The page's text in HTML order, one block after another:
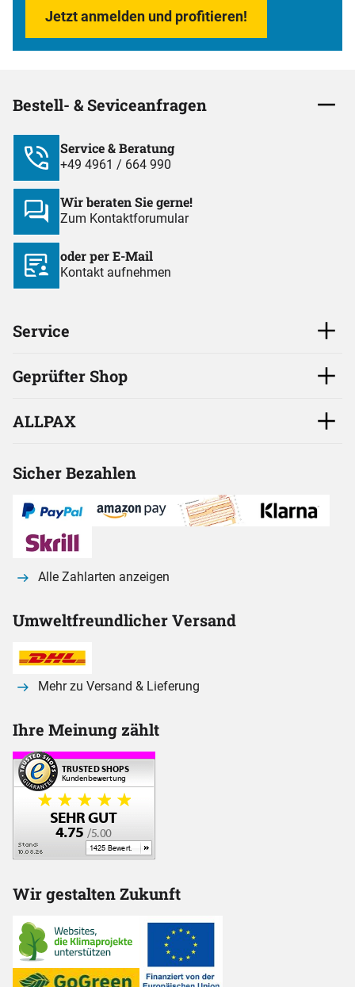
Jetzt anmelden und profitieren!
Bestell- & Seviceanfragen
Service & Beratung
+49 4961 / 664 990
Wir beraten Sie gerne!
Zum Kontaktforumular
oder per E-Mail
Kontakt aufnehmen
Service
Geprüfter Shop
ALLPAX
Sicher Bezahlen
Alle Zahlarten anzeigen
Umweltfreundlicher Versand
Mehr zu Versand & Lieferung
Ihre Meinung zählt
Wir gestalten Zukunft